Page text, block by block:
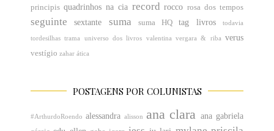
principis quadrinhos na cia record rocco rosa dos tempos
seguinte sextante suma suma HQ tag livros todavia
tordesilhas trama universo dos livros valentina vergara & riba verus
vestígio zahar ática
POSTAGENS POR COLUNISTAS
#ArthurdoRoendo alessandra alisson ana clara ana gabriela